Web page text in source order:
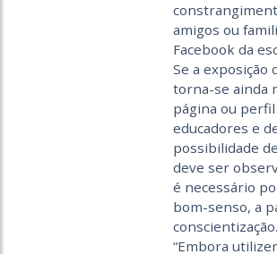
amigos ou
Facebook da
Se a exposição
torna-se ainda
página ou
educadores e
possibilidade
deve ser
é necessário
bom-senso, a
conscientização.
“Embora